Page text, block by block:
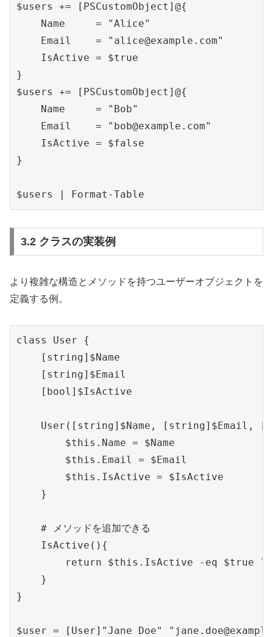
$users += [PSCustomObject]@{
    Name     = "Alice"
    Email    = "alice@example.com"
    IsActive = $true
}
$users += [PSCustomObject]@{
    Name     = "Bob"
    Email    = "bob@example.com"
    IsActive = $false
}
3.2 クラスの実装例
より複雑な構造とメソッドを持つユーザーオブジェクトを
定義する例。
class User {
    [string]$Name
    [string]$Email
    [bool]$IsActive
User([string]$Name, [string]$Email,
        $this.Name = $Name
        $this.Email = $Email
        $this.IsActive = $IsActive
    }
    # メソッドを追加できる
    IsActive(){
return $this.IsActive -eq $true ?
    }
}
$user = [User]"Jane Doe"